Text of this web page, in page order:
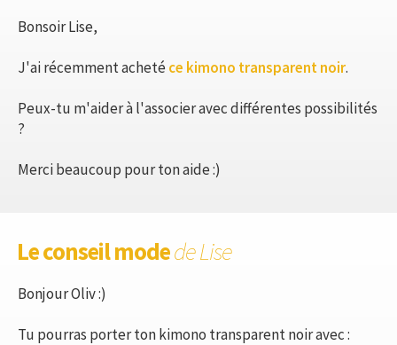
Bonsoir Lise,
J'ai récemment achetéce kimono transparent noir.
Peux-tu m'aider à l'associer avec différentes possibilités
?
Merci beaucoup pour ton aide :)
Le conseil modede Lise
Bonjour Oliv :)
Tu pourras porter ton kimono transparent noir avec :